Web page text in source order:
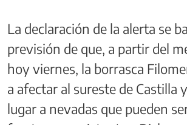
La declaración de la alerta se
previsión de que, a partir del
hoy viernes, la borrasca
a afectar al sureste de Castilla
lugar a nevadas que pueden